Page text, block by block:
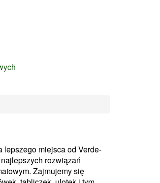
lepszego miejsca od Verde-
rozwiązań
Zajmujemy się